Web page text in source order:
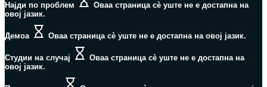
Најди по проблем
Оваа страница сè уште не е достапна на
овој јазик.
Демоа Оваа страница сè уште не е достапна на овој јазик.
Студии на случај
Оваа страница сè уште не е достапна на
овој јазик.